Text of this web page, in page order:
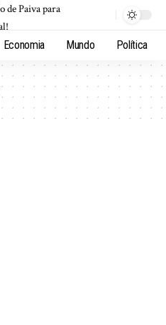
Economia Mundo Política